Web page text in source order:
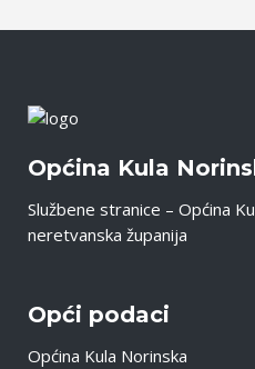
Općina Kula
Službene stranice – Općina
neretvanska županija
Opći podaci
Općina Kula Norinska